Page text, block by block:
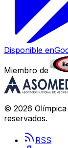
Disponible en
Miembro de
© 2026
reservados.
RSS